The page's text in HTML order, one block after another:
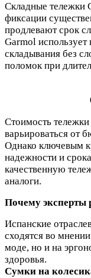
Cкладные
фиксации
продлевают срок
Garmol
складывания без
поломок при
Стоимость
варьироваться от
Однако ключевым
надежности и
качественную
аналоги.
Почему эксперты
Испанские
сходятся во
моде, но и на
здоровья.
Сумки на